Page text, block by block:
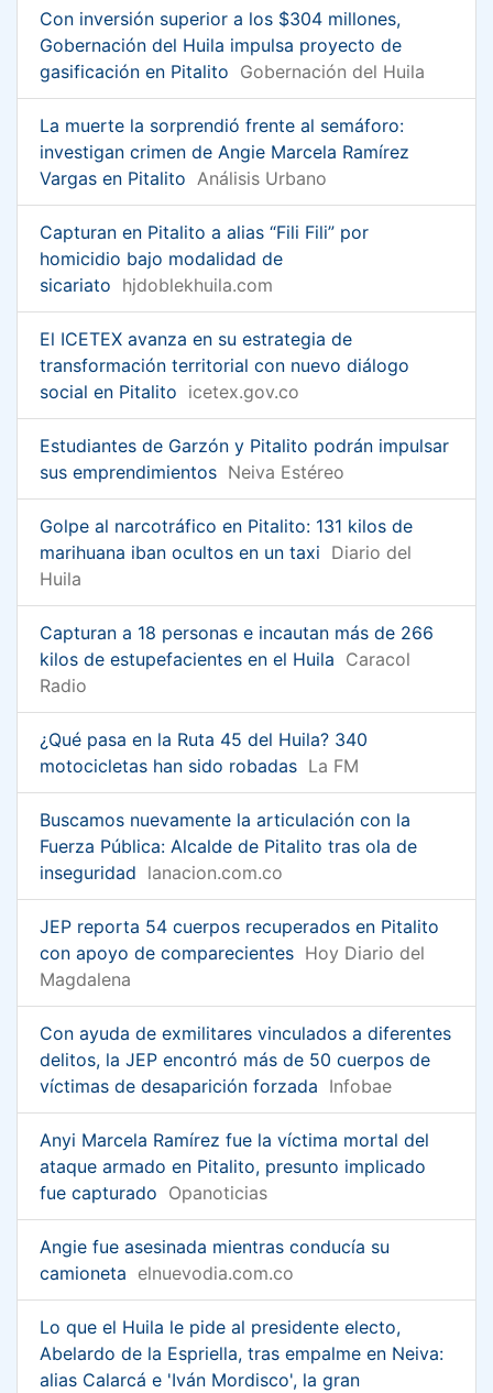
Con inversión superior a los $304 millones,
Gobernación del Huila impulsa proyecto de
gasificación en Pitalito Gobernación del Huila
La muerte la sorprendió frente al semáforo:
investigan crimen de Angie Marcela Ramírez
Vargas en Pitalito Análisis Urbano
Capturan en Pitalito a alias “Fili Fili” por
homicidio bajo modalidad de
sicariato hjdoblekhuila.com
El ICETEX avanza en su estrategia de
transformación territorial con nuevo diálogo
social en Pitalito icetex.gov.co
Estudiantes de Garzón y Pitalito podrán impulsar
sus emprendimientos Neiva Estéreo
Golpe al narcotráfico en Pitalito: 131 kilos de
marihuana iban ocultos en un taxi Diario del
Huila
Capturan a 18 personas e incautan más de 266
kilos de estupefacientes en el Huila Caracol
Radio
¿Qué pasa en la Ruta 45 del Huila? 340
motocicletas han sido robadas La FM
Buscamos nuevamente la articulación con la
Fuerza Pública: Alcalde de Pitalito tras ola de
inseguridad lanacion.com.co
JEP reporta 54 cuerpos recuperados en Pitalito
con apoyo de comparecientes Hoy Diario del
Magdalena
Con ayuda de exmilitares vinculados a diferentes
delitos, la JEP encontró más de 50 cuerpos de
víctimas de desaparición forzada Infobae
Anyi Marcela Ramírez fue la víctima mortal del
ataque armado en Pitalito, presunto implicado
fue capturado Opanoticias
Angie fue asesinada mientras conducía su
camioneta elnuevodia.com.co
Lo que el Huila le pide al presidente electo,
Abelardo de la Espriella, tras empalme en Neiva:
alias Calarcá e 'Iván Mordisco', la gran